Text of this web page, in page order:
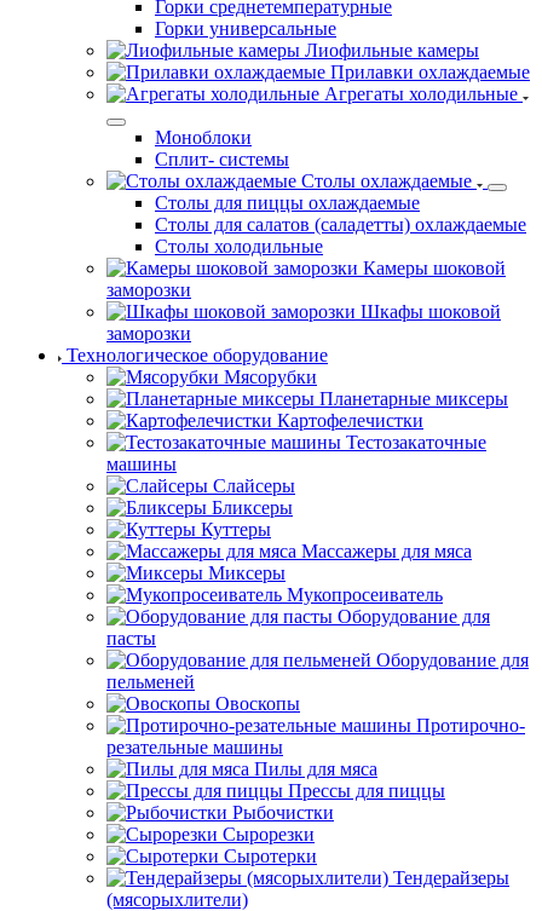
Горки среднетемпературные
Горки универсальные
Лиофильные камеры
Прилавки охлаждаемые
Агрегаты холодильные
Моноблоки
Сплит- системы
Столы охлаждаемые
Столы для пиццы охлаждаемые
Столы для салатов (саладетты) охлаждаемые
Столы холодильные
Камеры шоковой
заморозки
Шкафы шоковой
заморозки
Технологическое оборудование
Мясорубки
Планетарные миксеры
Картофелечистки
Тестозакаточные
машины
Слайсеры
Бликсеры
Куттеры
Массажеры для мяса
Миксеры
Мукопросеиватель
Оборудование для
пасты
Оборудование для
пельменей
Овоскопы
Протирочно-
резательные машины
Пилы для мяса
Прессы для пиццы
Рыбочистки
Сырорезки
Сыротерки
Тендерайзеры
(мясорыхлители)